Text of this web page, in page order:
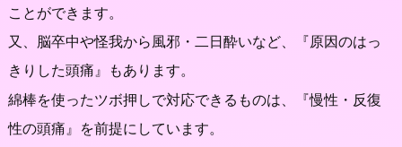
ことができます。
又、脳卒中や怪我から風邪・二日酔いなど、『原因のはっ
きりした頭痛』もあります。
綿棒を使ったツボ押しで対応できるものは、『慢性・反復
性の頭痛』を前提にしています。